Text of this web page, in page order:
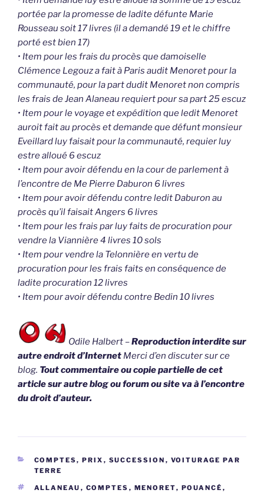
portée par la promesse de ladite défunte Marie
Rousseau soit 17 livres (il a demandé 19 et le chiffre
porté est bien 17)
• Item pour les frais du procès que damoiselle
Clémence Legouz a fait à Paris audit Menoret pour la
communauté, pour la part dudit Menoret non compris
les frais de Jean Alaneau requiert pour sa part 25 escuz
• Item pour le voyage et expédition que ledit Menoret
auroit fait au procès et demande que défunt monsieur
Eveillard luy faisait pour la communauté, requier luy
estre alloué 6 escuz
• Item pour avoir défendu en la cour de parlement à
l’encontre de Me Pierre Daburon 6 livres
• Item pour avoir défendu contre ledit Daburon au
procès qu’il faisait Angers 6 livres
• Item pour les frais par luy faits de procuration pour
vendre la Viannière 4 livres 10 sols
• Item pour vendre la Telonnière en vertu de
procuration pour les frais faits en conséquence de
ladite procuration 12 livres
• Item pour avoir défendu contre Bedin 10 livres
Odile Halbert –Reproduction interdite sur
autre endroit d’Internet Merci d’en discuter sur ce
blog. Tout commentaire ou copie partielle de cet
article sur autre blog ou forum ou site va à l’encontre
du droit d’auteur.
CATÉGORIES
COMPTES, PRIX , SUCCESSION , VOITURAGE PAR
TERRE
ÉTIQUETTES
ALLANEAU , COMPTES , MENORET, POUANCÉ ,